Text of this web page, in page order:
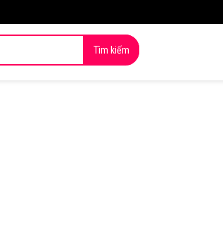
Tìm kiếm